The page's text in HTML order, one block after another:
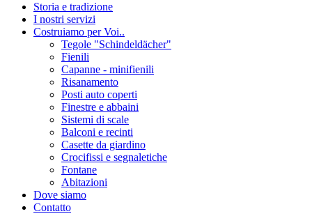
Storia e tradizione
I nostri servizi
Costruiamo per Voi..
Tegole "Schindeldächer"
Fienili
Capanne - minifienili
Risanamento
Posti auto coperti
Finestre e abbaini
Sistemi di scale
Balconi e recinti
Casette da giardino
Crocifissi e segnaletiche
Fontane
Abitazioni
Dove siamo
Contatto